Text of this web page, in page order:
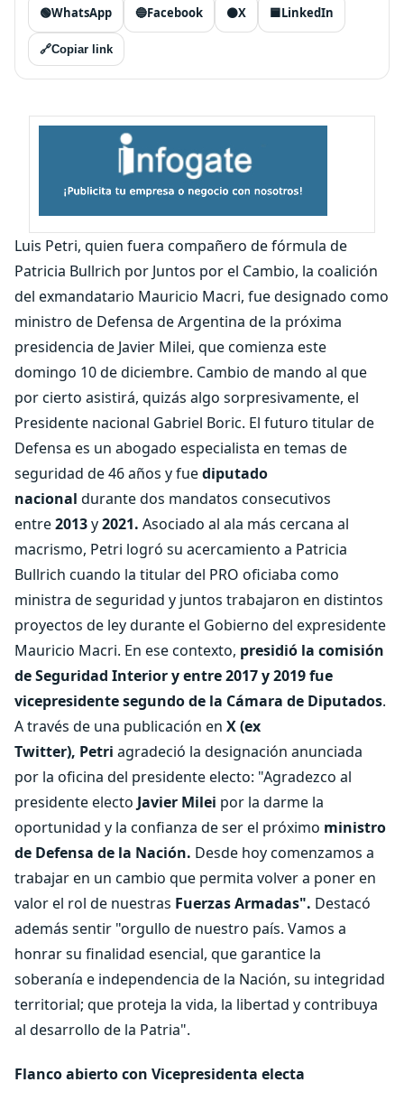
🟢WhatsApp 🔵Facebook ⚫X 🟦LinkedIn
🔗Copiar link
Luis Petri, quien fuera compañero de fórmula de
Patricia Bullrich por Juntos por el Cambio, la coalición
del exmandatario Mauricio Macri, fue designado como
ministro de Defensa de Argentina de la próxima
presidencia de Javier Milei, que comienza este
domingo 10 de diciembre. Cambio de mando al que
por cierto asistirá, quizás algo sorpresivamente, el
Presidente nacional Gabriel Boric. El futuro titular de
Defensa es un abogado especialista en temas de
seguridad de 46 años y fuediputado
nacional durante dos mandatos consecutivos
entre2013y2021. Asociado al ala más cercana al
macrismo, Petri logró su acercamiento a Patricia
Bullrich cuando la titular del PRO oficiaba como
ministra de seguridad y juntos trabajaron en distintos
proyectos de ley durante el Gobierno del expresidente
Mauricio Macri. En ese contexto, presidió la comisión
de Seguridad Interior y entre 2017 y 2019 fue
vicepresidente segundo de la Cámara de Diputados.
A través de una publicación en X (ex
Twitter), Petri agradeció la designación anunciada
por la oficina del presidente electo: "Agradezco al
presidente electo Javier Milei por la darme la
oportunidad y la confianza de ser el próximo ministro
de Defensa de la Nación. Desde hoy comenzamos a
trabajar en un cambio que permita volver a poner en
valor el rol de nuestras Fuerzas Armadas". Destacó
además sentir "orgullo de nuestro país. Vamos a
honrar su finalidad esencial, que garantice la
soberanía e independencia de la Nación, su integridad
territorial; que proteja la vida, la libertad y contribuya
al desarrollo de la Patria".
Flanco abierto con Vicepresidenta electa